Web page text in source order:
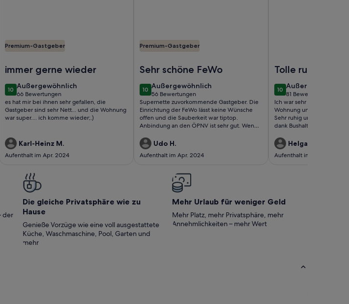
Premium-Gastgeber
immer gerne wieder
1010 von 10
Außergewöhnlich
außergewöhnlich
66 Bewertungen
(66
bewertungen)
es hat mir bei ihnen sehr gefallen, die
Gastgeber sind sehr Nett... und die Wohnung
war super.... ich komme wieder;.)
Karl-Heinz M.
Aufenthalt im Apr. 2024
Premium-Gastgeber
Sehr schöne FeWo
1010 von 10
Außergewöhnlich
außergewöhnlich
56 Bewertungen
(56
bewertungen)
Supernette zuvorkommende Gastgeber. Die
Einrichtung der FeWo lässt keine Wünsche
offen und die Sauberkeit war tiptop.
Anbindung an den ÖPNV ist sehr gut. Wenn
wäre das unsere erste Adresse 👍
Udo H.
Aufenthalt im Apr. 2024
Tolle ruhige
Wohnung mit
Anbindung
1010 von 10
Außergewöhnlich
außergewöhnlich
81 Bewertungen
(81
bewertungen)
Ich war sehr positiv
Wohnung und kann sie
Sehr ruhig und trotzdem
dank Bushaltestelle mit nur
Helga R.
Aufenthalt im März 2024
der
Die gleiche Privatsphäre wie zu
Hause
Genieße Vorzüge wie eine voll ausgestattete
Küche, Waschmaschine, Pool, Garten und
mehr
Mehr Urlaub für weniger Geld
Mehr Platz, mehr Privatsphäre, mehr
Annehmlichkeiten – mehr Wert